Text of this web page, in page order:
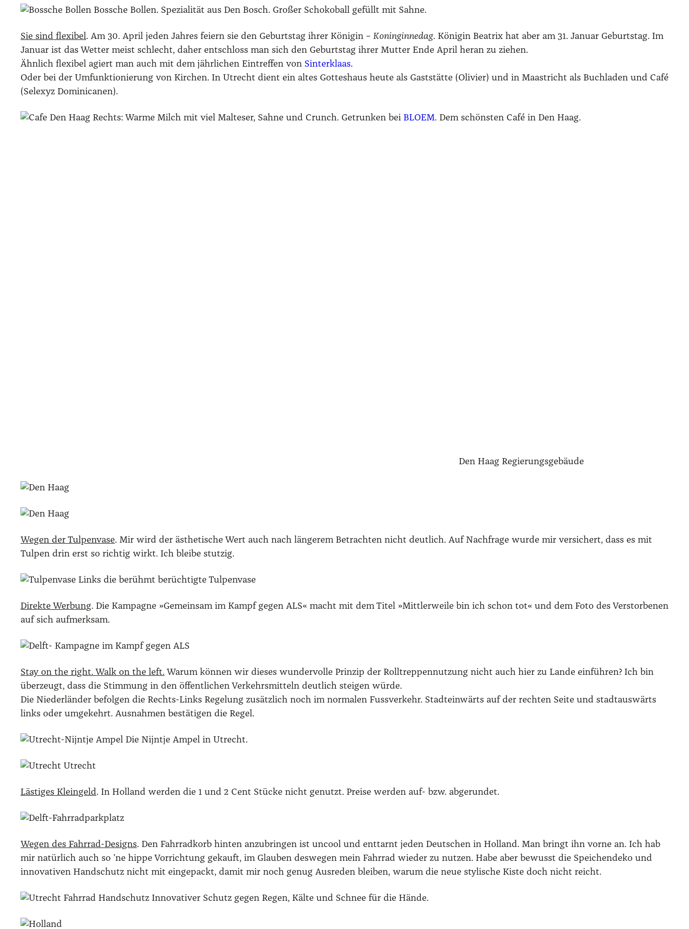
Bos­sche Bol­len. Spe­zia­li­tät aus Den Bosch. Gro­ßer Scho­ko­ball gefüllt mit Sah­ne.
Sie sind fle­xi­bel. Am 30. April jeden Jah­res fei­ern sie den Geburts­tag ihrer Köni­gin – Konin­gin­ne­d­ag. Köni­gin Bea­trix hat aber am 31. Janu­ar Geburts­tag. Im
Janu­ar ist das Wet­ter meist schlecht, daher ent­schloss man sich den Geburts­tag ihrer Mut­ter Ende April her­an zu zie­hen.
Ähn­lich fle­xi­bel agiert man auch mit dem jähr­li­chen Ein­tref­fen von Sin­ter­klaas.
Oder bei der Umfunk­tio­nie­rung von Kir­chen. In Utrecht dient ein altes Got­tes­haus heu­te als Gast­stät­te (Oli­vi­er) und in Maas­tricht als Buch­la­den und Café
(Selexyz Domi­ni­ca­nen).
Rechts: War­me Milch mit viel Mal­te­ser, Sah­ne und Crunch. Getrun­ken bei BLOEM. Dem schöns­ten Café in Den Haag.
Den Haag Regie­rungs­ge­bäu­de
Wegen der Tul­pen­va­se. Mir wird der ästhe­ti­sche Wert auch nach län­ge­rem Betrach­ten nicht deut­lich. Auf Nach­fra­ge wur­de mir ver­si­chert, dass es mit
Tul­pen drin erst so rich­tig wirkt. Ich blei­be stut­zig.
Links die berühmt berüch­tig­te Tul­pen­va­se
Direk­te Wer­bung. Die Kam­pa­gne »Gemein­sam im Kampf gegen ALS« macht mit dem Titel »Mitt­ler­wei­le bin ich schon tot« und dem Foto des Ver­stor­be­nen
auf sich auf­merk­sam.
Stay on the right. Walk on the left. War­um kön­nen wir die­ses wun­der­vol­le Prin­zip der Roll­trep­pen­nut­zung nicht auch hier zu Lan­de ein­füh­ren? Ich bin
über­zeugt, dass die Stim­mung in den öffent­li­chen Ver­kehrs­mit­teln deut­lich stei­gen wür­de.
Die Nie­der­län­der befol­gen die Rechts-Links Rege­lung zusätz­lich noch im nor­ma­len Fuss­ver­kehr. Stadt­ein­wärts auf der rech­ten Sei­te und stadt­aus­wärts
links oder umge­kehrt. Aus­nah­men bestä­ti­gen die Regel.
Die Nijnt­je Ampel in Utrecht.
Utrecht
Läs­ti­ges Klein­geld. In Hol­land wer­den die 1 und 2 Cent Stü­cke nicht genutzt. Prei­se wer­den auf- bzw. abge­run­det.
Wegen des Fahr­rad-Designs. Den Fahr­rad­korb hin­ten anzu­brin­gen ist uncool und ent­tarnt jeden Deut­schen in Hol­land. Man bringt ihn vor­ne an. Ich hab
mir natür­lich auch so ’ne hip­pe Vor­rich­tung gekauft, im Glau­ben des­we­gen mein Fahr­rad wie­der zu nut­zen. Habe aber bewusst die Spei­chen­de­ko und
inno­va­ti­ven Hand­schutz nicht mit ein­ge­packt, damit mir noch genug Aus­re­den blei­ben, war­um die neue sty­li­sche Kis­te doch nicht reicht.
Inno­va­ti­ver Schutz gegen Regen, Käl­te und Schnee für die Hän­de.